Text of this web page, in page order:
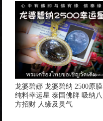
龙婆碧娜 龙婆碧纳 2500原膜
纯料幸运‬星 泰国佛牌 吸纳八
方招‬财 人缘及灵‬气